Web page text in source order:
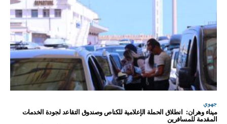
جهوي
ميناء وهران: انطلاق الحملة الإعلامية للكناص وصندوق التقاعد لجودة الخدمات
المقدمة للمسافرين